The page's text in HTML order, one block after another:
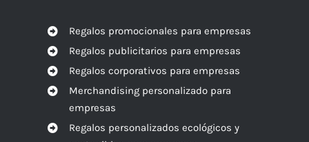
Regalos promocionales para empresas
Regalos publicitarios para empresas
Regalos corporativos para empresas
Merchandising personalizado para
empresas
Regalos personalizados ecológicos y